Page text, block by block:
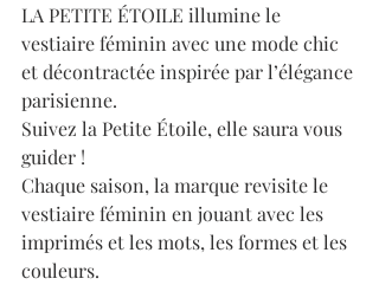
LA PETITE ÉTOILE illumine le
vestiaire féminin avec une mode chic
et décontractée inspirée par l’élégance
parisienne.
Suivez la Petite Étoile, elle saura vous
guider !
Chaque saison, la marque revisite le
vestiaire féminin en jouant avec les
imprimés et les mots, les formes et les
couleurs.